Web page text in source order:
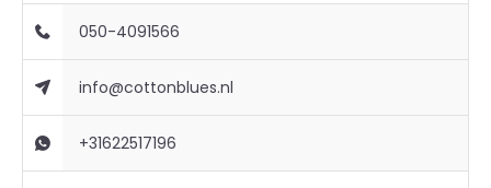
050-4091566
info@cottonblues.nl
+31622517196